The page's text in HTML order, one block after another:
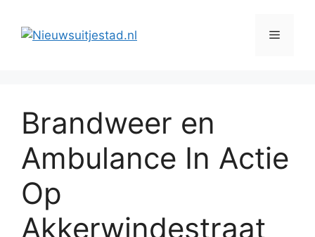
naar
Menu
Brandweer en
Ambulance In Actie
Op
Akkerwindestraat